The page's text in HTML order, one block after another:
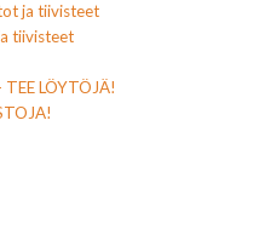
ja tiivisteet
tiivisteet
LÖYTÖJÄ!